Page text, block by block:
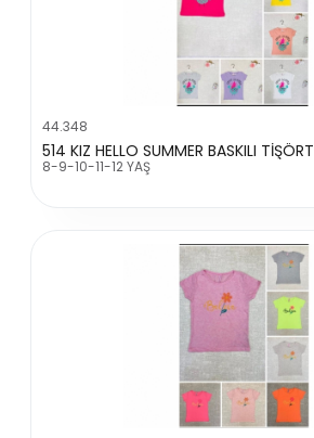
44.348
514 KIZ HELLO SUMMER BASKILI TİŞÖRT
8-9-10-11-12 YAŞ